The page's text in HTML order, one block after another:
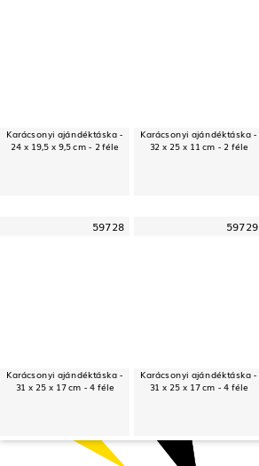
Karácsonyi ajándéktáska -
24 x 19,5 x 9,5 cm - 2 féle
Karácsonyi ajándéktáska -
32 x 25 x 11 cm - 2 féle
59728
Karácsonyi ajándéktáska -
31 x 25 x 17 cm - 4 féle
59729
Karácsonyi ajándéktáska -
31 x 25 x 17 cm - 4 féle